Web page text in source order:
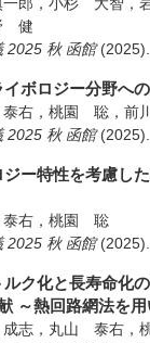
健
2025 秋 函館 (2025)
ボロジー分野へ
右，桃園 聡，前
2025 秋 函館 (2025)
ー特性を考慮し
右，桃園 聡
2025 秋 函館 (2025)
ク化と長寿命化
～熱回路網法を
志，丸山 泰右，